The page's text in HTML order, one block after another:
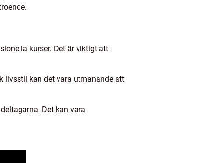
kurser. Det är viktigt att
livsstil kan det vara utmanande att
Det kan vara